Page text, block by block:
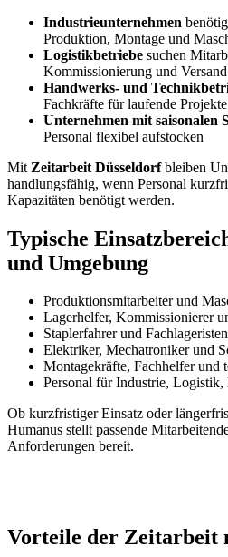
Industrieunternehmen
Produktion, Montage und
Logistikbetriebe suchen
Kommissionierung und Versand
Handwerks- und
Fachkräfte für laufende Projekte
Unternehmen mit saisonalen
Personal flexibel aufstocken
Mit Zeitarbeit Düsseldorfbleiben
handlungsfähig, wenn Personal
Kapazitäten benötigt werden.
Typische
und Umgebung
Produktionsmitarbeiter und
Lagerhelfer, Kommissionierer
Staplerfahrer und Fachlageristen
Elektriker, Mechatroniker und
Montagekräfte, Fachhelfer und
Personal für Industrie,
Ob kurzfristiger Einsatz oder
Humanus stellt passende
Anforderungen bereit.
Vorteile der Zeitarbeit